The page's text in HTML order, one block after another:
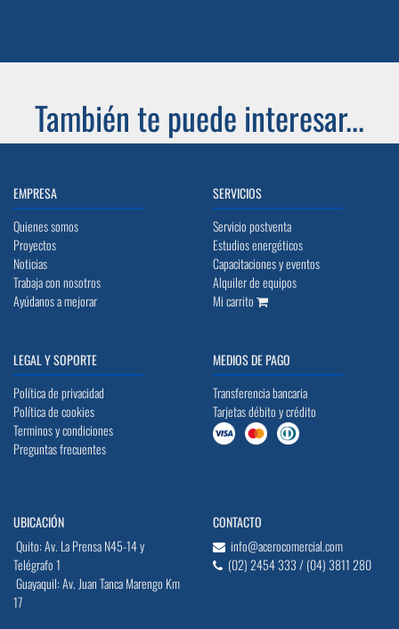
También te puede interesar...
EMPRESA
Quienes somos
Proyectos
Noticias
Trabaja con nosotros
Ayúdanos a mejorar
SERVICIOS
Servicio postventa
Estudios energéticos
Capacitaciones y eventos
Alquiler de equipos
Mi carrito
LEGAL Y SOPORTE
Política de privacidad
Política de cookies
Terminos y condiciones
Preguntas frecuentes
MEDIOS DE PAGO
Transferencia bancaria
Tarjetas débito y crédito
UBICACIÓN
Quito: Av. La Prensa N45-14 y
Telégrafo 1
Guayaquil: Av. Juan Tanca Marengo Km
17
CONTACTO
info@acerocomercial.com
(02) 2454 333 / (04) 3811 280